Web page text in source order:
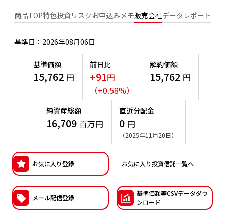
有価証券届出書の効力の発生の有無について
リーズ
確定拠出年金について
確定拠出年金制度について
確定拠出年金での商品の選び方について
お問い合わせ
よくあるご質問
投資の教室
サステナビリティ経営基本方針
サステナビリティ推進体制
ニッセイアセットの重要課題
サステナビリティへの取り組み
サステナブル投資
議決権行使について
公式キャラクターのご紹介
検索したいキーワードを入力してください。
資産形成はじめるなら
商品TOP特色投資リスク お申込みメモ販売会社データ レポート
基準日：2026年08月06日
基準価額
15,762 円
前日比
+91円
（+0.58%）
解約価額
15,762 円
純資産総額
16,709 百万円
直近分配金
0 円
（2025年11月20日）
お気に入り登録 お気に入り投資信託一覧へ
メール配信登録
基準価額等CSVデータダウ
ンロード